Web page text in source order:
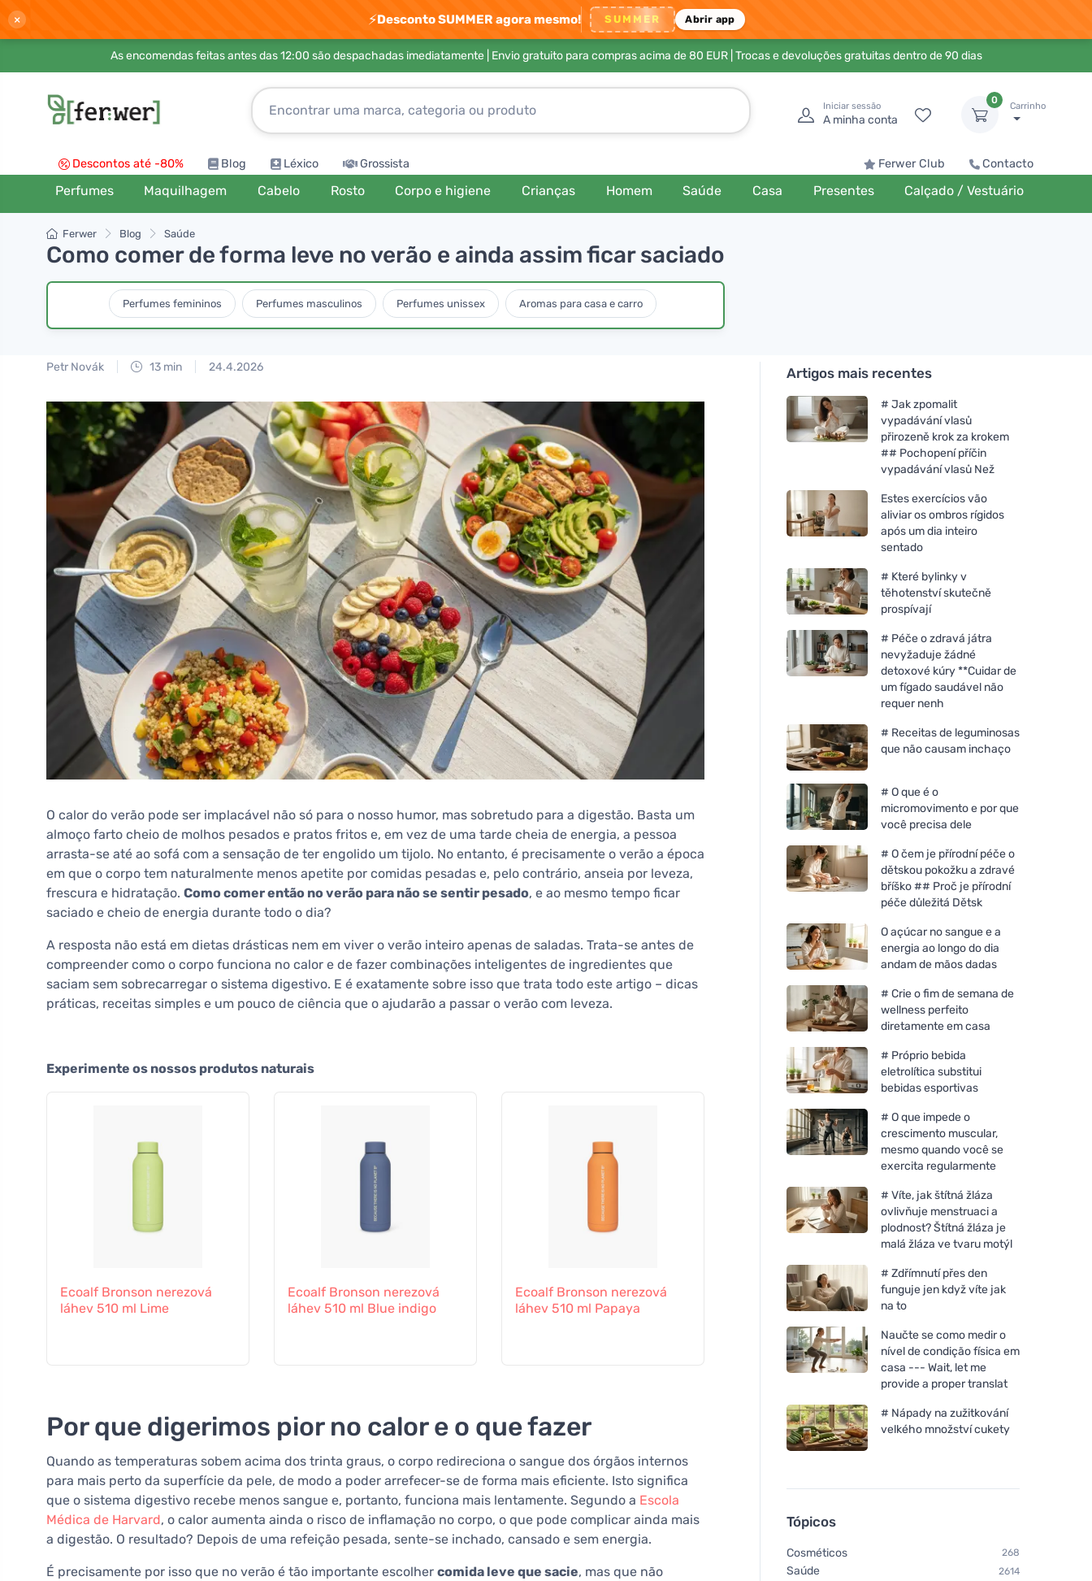
× ⚡Desconto SUMMER agora mesmo! SUMMER Abrir app
As encomendas feitas antes das 12:00 são despachadas imediatamente | Envio gratuito para compras acima de 80 EUR| Trocas e devoluções gratuitas dentro de 90 dias
Iniciar sessão
A minha conta
0
Carrinho
Descontos até -80% Blog Léxico Grossista Ferwer Club Contacto
Perfumes Maquilhagem Cabelo Rosto Corpo e higiene Crianças Homem Saúde Casa Presentes Calçado / Vestuário
Ferwer Blog Saúde
Como comer de forma leve no verão e ainda assim ficar saciado
Perfumes femininos Perfumes masculinos Perfumes unissex Aromas para casa e carro
Petr Novák 13 min 24.4.2026
O calor do verão pode ser implacável não só para o nosso humor, mas sobretudo para a digestão. Basta um
almoço farto cheio de molhos pesados e pratos fritos e, em vez de uma tarde cheia de energia, a pessoa
arrasta-se até ao sofá com a sensação de ter engolido um tijolo. No entanto, é precisamente o verão a época
em que o corpo tem naturalmente menos apetite por comidas pesadas e, pelo contrário, anseia por leveza,
frescura e hidratação. Como comer então no verão para não se sentir pesado, e ao mesmo tempo ficar
saciado e cheio de energia durante todo o dia?
A resposta não está em dietas drásticas nem em viver o verão inteiro apenas de saladas. Trata-se antes de
compreender como o corpo funciona no calor e de fazer combinações inteligentes de ingredientes que
saciam sem sobrecarregar o sistema digestivo. E é exatamente sobre isso que trata todo este artigo – dicas
práticas, receitas simples e um pouco de ciência que o ajudarão a passar o verão com leveza.
Experimente os nossos produtos naturais
Ecoalf Bronson nerezová
láhev 510 ml Lime
Ecoalf Bronson nerezová
láhev 510 ml Blue indigo
Ecoalf Bronson nerezová
láhev 510 ml Papaya
Ecoalf Bronson nerezová
láhev 510 ml Grey
Ecoalf Bronson
Por que digerimos pior no calor e o que fazer
Quando as temperaturas sobem acima dos trinta graus, o corpo redireciona o sangue dos órgãos internos
para mais perto da superfície da pele, de modo a poder arrefecer-se de forma mais eficiente. Isto significa
que o sistema digestivo recebe menos sangue e, portanto, funciona mais lentamente. Segundo a Escola
Médica de Harvard, o calor aumenta ainda o risco de inflamação no corpo, o que pode complicar ainda mais
a digestão. O resultado? Depois de uma refeição pesada, sente-se inchado, cansado e sem energia.
É precisamente por isso que no verão é tão importante escolher comida leve que sacie, mas que não
Artigos mais recentes
# Jak zpomalit
vypadávání vlasů
přirozeně krok za krokem
## Pochopení příčin
vypadávání vlasů Než
Estes exercícios vão
aliviar os ombros rígidos
após um dia inteiro
sentado
# Které bylinky v
těhotenství skutečně
prospívají
# Péče o zdravá játra
nevyžaduje žádné
detoxové kúry **Cuidar de
um fígado saudável não
requer nenh
# Receitas de leguminosas
que não causam inchaço
# O que é o
micromovimento e por que
você precisa dele
# O čem je přírodní péče o
dětskou pokožku a zdravé
bříško ## Proč je přírodní
péče důležitá Dětsk
O açúcar no sangue e a
energia ao longo do dia
andam de mãos dadas
# Crie o fim de semana de
wellness perfeito
diretamente em casa
# Próprio bebida
eletrolítica substitui
bebidas esportivas
# O que impede o
crescimento muscular,
mesmo quando você se
exercita regularmente
# Víte, jak štítná žláza
ovlivňuje menstruaci a
plodnost? Štítná žláza je
malá žláza ve tvaru motýl
# Zdřímnutí přes den
funguje jen když víte jak
na to
Naučte se como medir o
nível de condição física em
casa --- Wait, let me
provide a proper translat
# Nápady na zužitkování
velkého množství cukety
Tópicos
Cosméticos 268
Saúde 2614